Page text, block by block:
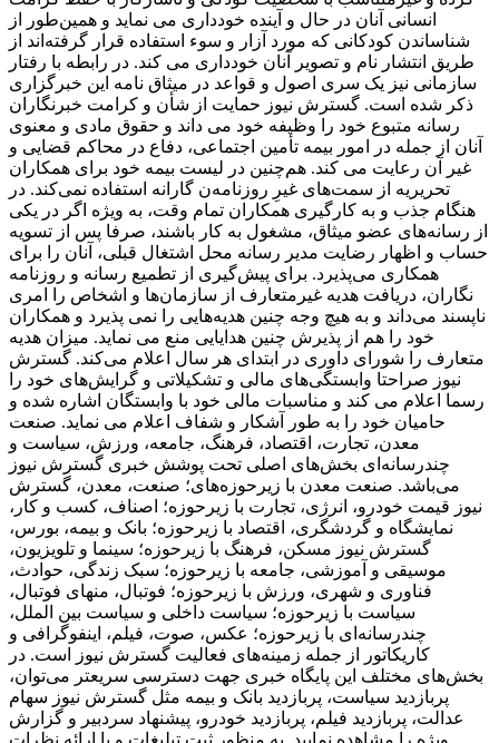
انسانی آنان در حال و آینده خودداری می نماید و همین‌طور از
شناساندن کودکانی که مورد آزار و سوء استفاده قرار گرفته‌اند از
طریق انتشار نام و تصویر آنان خودداری می کند. در رابطه با رفتار
سازمانی نیز یک سری اصول و قواعد در میثاق نامه این خبرگزاری
ذکر شده است. گسترش نیوز حمایت از شأن و کرامت خبرنگاران
رسانه متبوع خود را وظیفه خود می داند و حقوق مادی و معنوی
آنان از جمله در امور بیمه تأمین اجتماعی، دفاع در محاکم قضایی و
غیر آن رعایت می کند. هم‌چنین در لیست بیمه خود برای همکاران
تحریریه از سمت‌های غیرِ روزنامه‌ن گارانه استفاده نمی‌کند. در
هنگام جذب و به کارگیری همکاران تمام وقت، به ‌ویژه اگر در یکی
از رسانه‌های عضو میثاق، مشغول به کار باشند، صرفا پس از تسویه‌
حساب و اظهار رضایت مدیر رسانه محل اشتغال قبلی، آنان را برای
همکاری می‌پذیرد. برای پیش‌گیری از تطمیع رسانه و روزنامه
‌نگاران، دریافت هدیه غیرمتعارف از سازمان‌ها و اشخاص را امری
ناپسند می‌داند و به ‌هیچ ‌وجه چنین هدیه‌هایی را نمی پذیرد و همکاران
خود را هم از پذیرش چنین هدایایی منع می نماید. میزان هدیه
متعارف را شورای داوری در ابتدای هر سال اعلام می‌کند. گسترش
نیوز صراحتا وابستگی‌های مالی و تشکیلاتی و گرایش‌های خود را
رسما اعلام می کند و مناسبات مالی خود با وابستگان اشاره شده و
حامیان خود را به ‌طور آشکار و شفاف اعلام می نماید. صنعت
معدن، تجارت، اقتصاد، فرهنگ، جامعه، ورزش، سیاست و
چندرسانه‌ای بخش‌های اصلی تحت پوشش خبری گسترش نیوز
می‌باشد. صنعت معدن با زیرحوزه‌های؛ صنعت، معدن، گسترش
نیوز قیمت خودرو، انرژی، تجارت با زیرحوزه؛ اصناف، کسب و کار،
نمایشگاه و گردشگری، اقتصاد با زیرحوزه؛ بانک و بیمه، بورس،
گسترش نیوز مسکن، فرهنگ با زیرحوزه؛ سینما و تلویزیون،
موسیقی و آموزشی، جامعه با زیرحوزه؛ سبک زندگی، حوادث،
فناوری و شهری، ورزش با زیرحوزه؛ فوتبال، منهای فوتبال،
سیاست با زیرحوزه؛ سیاست داخلی و سیاست بین الملل،
چندرسانه‌ای با زیرحوزه؛ عکس، صوت، فیلم، اینفوگرافی و
کاریکاتور از جمله زمینه‌های فعالیت گسترش نیوز است. در
بخش‌های مختلف این پایگاه خبری جهت دسترسی سریعتر می‌توان،
پربازدید سیاست، پربازدید بانک و بیمه مثل گسترش نیوز سهام
عدالت، پربازدید فیلم، پربازدید خودرو، پیشنهاد سردبیر و گزارش